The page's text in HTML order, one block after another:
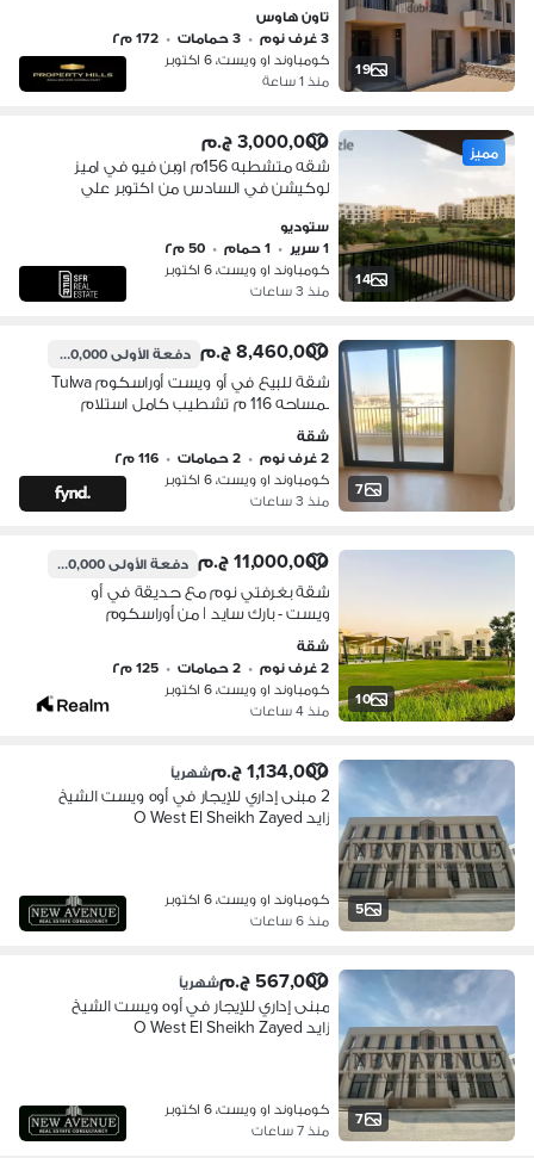
19
تاون هاوس
3 غرف نوم
• 3 حمامات • 172 م٢
كومباوند او ويست، 6 اكتوبر
منذ 1 ساعة
14
مميز 3,000,000 ج.م
شقه متشطبه 156م اوبن فيو في اميز
لوكيشن في السادس من اكتوبر علي
West
ستوديو
1 سرير
• 1 حمام • 50 م٢
كومباوند او ويست، 6 اكتوبر
منذ 3 ساعات
7
8,460,000 ج.م دفعة الأولى7,000,000 ج.م
شقة للبيع في أو ويست أوراسكوم Tulwa
بمساحه 116 م تشطيب كامل استلام
فوري موقع مميز
شقة
2 غرف نوم
• 2 حمامات • 116 م٢
كومباوند او ويست، 6 اكتوبر
منذ 3 ساعات
10
11,000,000 ج.م دفعة الأولى550,000 ج.م
شقة بغرفتي نوم مع حديقة في أو
ويست - بارك سايد | من أوراسكوم
شقة
2 غرف نوم
• 2 حمامات • 125 م٢
كومباوند او ويست، 6 اكتوبر
منذ 4 ساعات
5
1,134,000 ج.م شهرياً
2 مبنى إداري للإيجار في أوه ويست الشيخ
زايد O West El Sheikh Zayed
كومباوند او ويست، 6 اكتوبر
منذ 6 ساعات
7
567,000 ج.م شهرياً
مبنى إداري للإيجار في أوه ويست الشيخ
زايد O West El Sheikh Zayed
كومباوند او ويست، 6 اكتوبر
منذ 7 ساعات